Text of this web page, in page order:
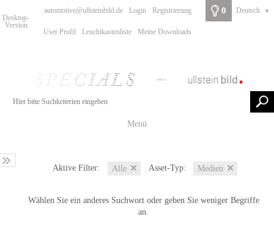
Desktop-
Version
automotive@ullsteinbild.de Login Registrierung
User Profil Leuchtkastenliste Meine Downloads
0 Deutsch ▼
Menü
Aktive Filter: Alle Asset-Typ: Medien
Wählen Sie ein anderes Suchwort oder geben Sie weniger Begriffe
an.